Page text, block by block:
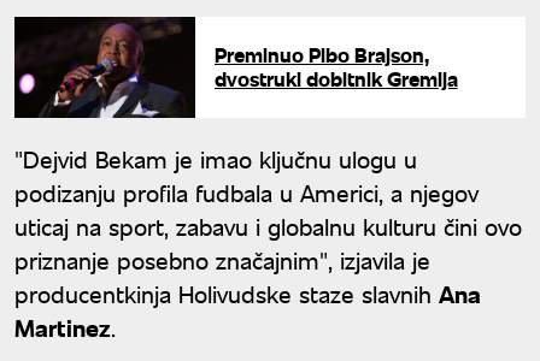
Preminuo Pibo Brajson,
dvostruki dobitnik Gremija
"Dejvid Bekam je imao ključnu ulogu u
podizanju profila fudbala u Americi, a njegov
uticaj na sport, zabavu i globalnu kulturu čini ovo
priznanje posebno značajnim", izjavila je
producentkinja Holivudske staze slavnih Ana
Martinez.